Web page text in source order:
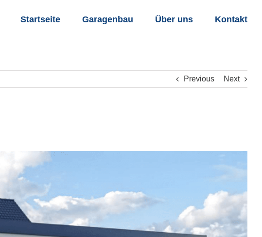
Startseite Garagenbau Über uns Kontakt
Previous Next